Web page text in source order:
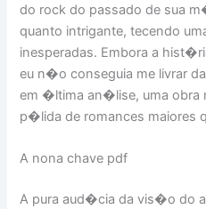
do rock do passado de sua
quanto intrigante, tecendo
inesperadas. Embora a
eu n�o conseguia me livrar
em �ltima an�lise, uma
p�lida de romances maiores
A nona chave pdf
A pura aud�cia da vis�o do